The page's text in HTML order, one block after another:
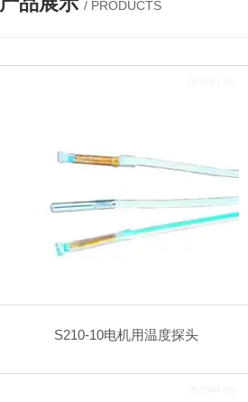
/ PRODUCTS
S210-10电机用温度探头